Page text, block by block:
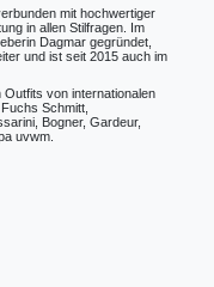
mit hochwertiger
in allen Stilfragen. Im
Dagmar gegründet,
und ist seit 2015 auch im
von internationalen
Schmitt,
Bogner, Gardeur,
uvwm.